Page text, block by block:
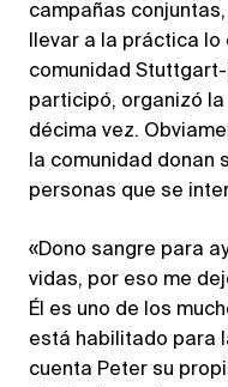
campañas
llevar a la práctica lo
comunidad
participó, organizó
décima vez.
la comunidad donan
personas que se
«Dono sangre para
vidas, por eso me
Él es uno de los
está habilitado para
cuenta Peter su